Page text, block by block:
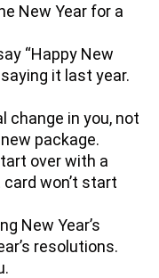
New Year for a
“Happy New
it last year.
change in you, not
package.
over with a
won’t start
New Year’s
resolutions.